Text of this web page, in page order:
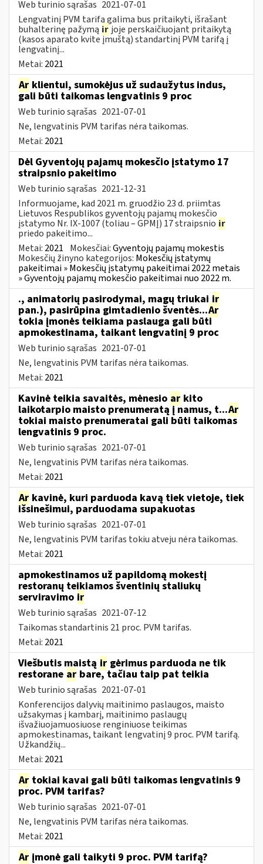
Web turinio sąrašas 2021-07-01
Lengvatinį PVM tarifą galima bus pritaikyti, išrašant
buhalterinę pažymą ir joje perskaičiuojant pritaikytą
(kasos aparato kvite įmuštą) standartinį PVM tarifą į
lengvatinį...
Metai: 2021
Ar klientui, sumokėjus už sudaužytus indus,
gali būti taikomas lengvatinis 9 proc
Web turinio sąrašas 2021-07-01
Ne, lengvatinis PVM tarifas nėra taikomas.
Metai: 2021
Dėl Gyventojų pajamų mokesčio įstatymo 17
straipsnio pakeitimo
Web turinio sąrašas 2021-12-31
Informuojame, kad 2021 m. gruodžio 23 d. priimtas
Lietuvos Respublikos gyventojų pajamų mokesčio
įstatymo Nr. IX-1007 (toliau – GPMĮ) 17 straipsnio ir
priedo pakeitimo...
Metai: 2021 Mokesčiai:Gyventojų pajamų mokestis
Mokesčių žinyno kategorijos: Mokesčių įstatymų
pakeitimai » Mokesčių įstatymų pakeitimai 2022 metais
» Gyventojų pajamų mokesčio pakeitimai nuo 2022 m.
., animatorių pasirodymai, magų triukai ir
pan.), pasirūpina gimtadienio šventės...Ar
tokia įmonės teikiama paslauga gali būti
apmokestinama, taikant lengvatinį 9 proc
Web turinio sąrašas 2021-07-01
Ne, lengvatinis PVM tarifas nėra taikomas.
Metai: 2021
Kavinė teikia savaitės, mėnesio ar kito
laikotarpio maisto prenumeratą į namus, t...Ar
tokiai maisto prenumeratai gali būti taikomas
lengvatinis 9 proc.
Web turinio sąrašas 2021-07-01
Ne, lengvatinis PVM tarifas nėra taikomas.
Metai: 2021
Ar kavinė, kuri parduoda kavą tiek vietoje, tiek
išsinešimui, parduodama supakuotas
Web turinio sąrašas 2021-07-01
Ne, lengvatinis PVM tarifas tokiu atveju nėra taikomas.
Metai: 2021
apmokestinamos už papildomą mokestį
restoranų teikiamos šventinių staliukų
serviravimo ir
Web turinio sąrašas 2021-07-12
Taikomas standartinis 21 proc. PVM tarifas.
Metai: 2021
Viešbutis maistą ir gėrimus parduoda ne tik
restorane ar bare, tačiau taip pat teikia
Web turinio sąrašas 2021-07-01
Konferencijos dalyvių maitinimo paslaugos, maisto
užsakymas į kambarį, maitinimo paslaugų
išvažiuojamuosiuose renginiuose teikimas
apmokestinamas, taikant lengvatinį 9 proc. PVM tarifą.
Užkandžių...
Metai: 2021
Ar tokiai kavai gali būti taikomas lengvatinis 9
proc. PVM tarifas?
Web turinio sąrašas 2021-07-01
Ne, lengvatinis PVM tarifas nėra taikomas.
Metai: 2021
Ar įmonė gali taikyti 9 proc. PVM tarifą?